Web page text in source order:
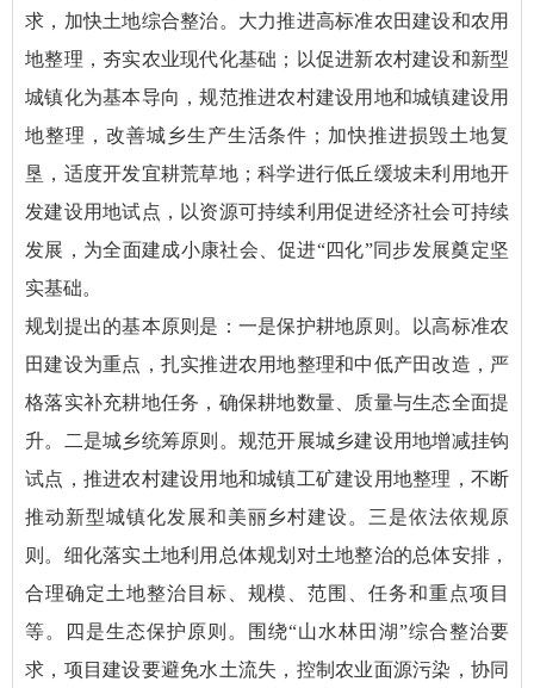
求，加快土地综合整治。大力推进高标准农田建设和农用
地整理，夯实农业现代化基础；以促进新农村建设和新型
城镇化为基本导向，规范推进农村建设用地和城镇建设用
地整理，改善城乡生产生活条件；加快推进损毁土地复
垦，适度开发宜耕荒草地；科学进行低丘缓坡未利用地开
发建设用地试点，以资源可持续利用促进经济社会可持续
发展，为全面建成小康社会、促进“四化”同步发展奠定坚
实基础。
规划提出的基本原则是：一是保护耕地原则。以高标准农
田建设为重点，扎实推进农用地整理和中低产田改造，严
格落实补充耕地任务，确保耕地数量、质量与生态全面提
升。二是城乡统筹原则。规范开展城乡建设用地增减挂钩
试点，推进农村建设用地和城镇工矿建设用地整理，不断
推动新型城镇化发展和美丽乡村建设。三是依法依规原
则。细化落实土地利用总体规划对土地整治的总体安排，
合理确定土地整治目标、规模、范围、任务和重点项目
等。四是生态保护原则。围绕“山水林田湖”综合整治要
求，项目建设要避免水土流失，控制农业面源污染，协同